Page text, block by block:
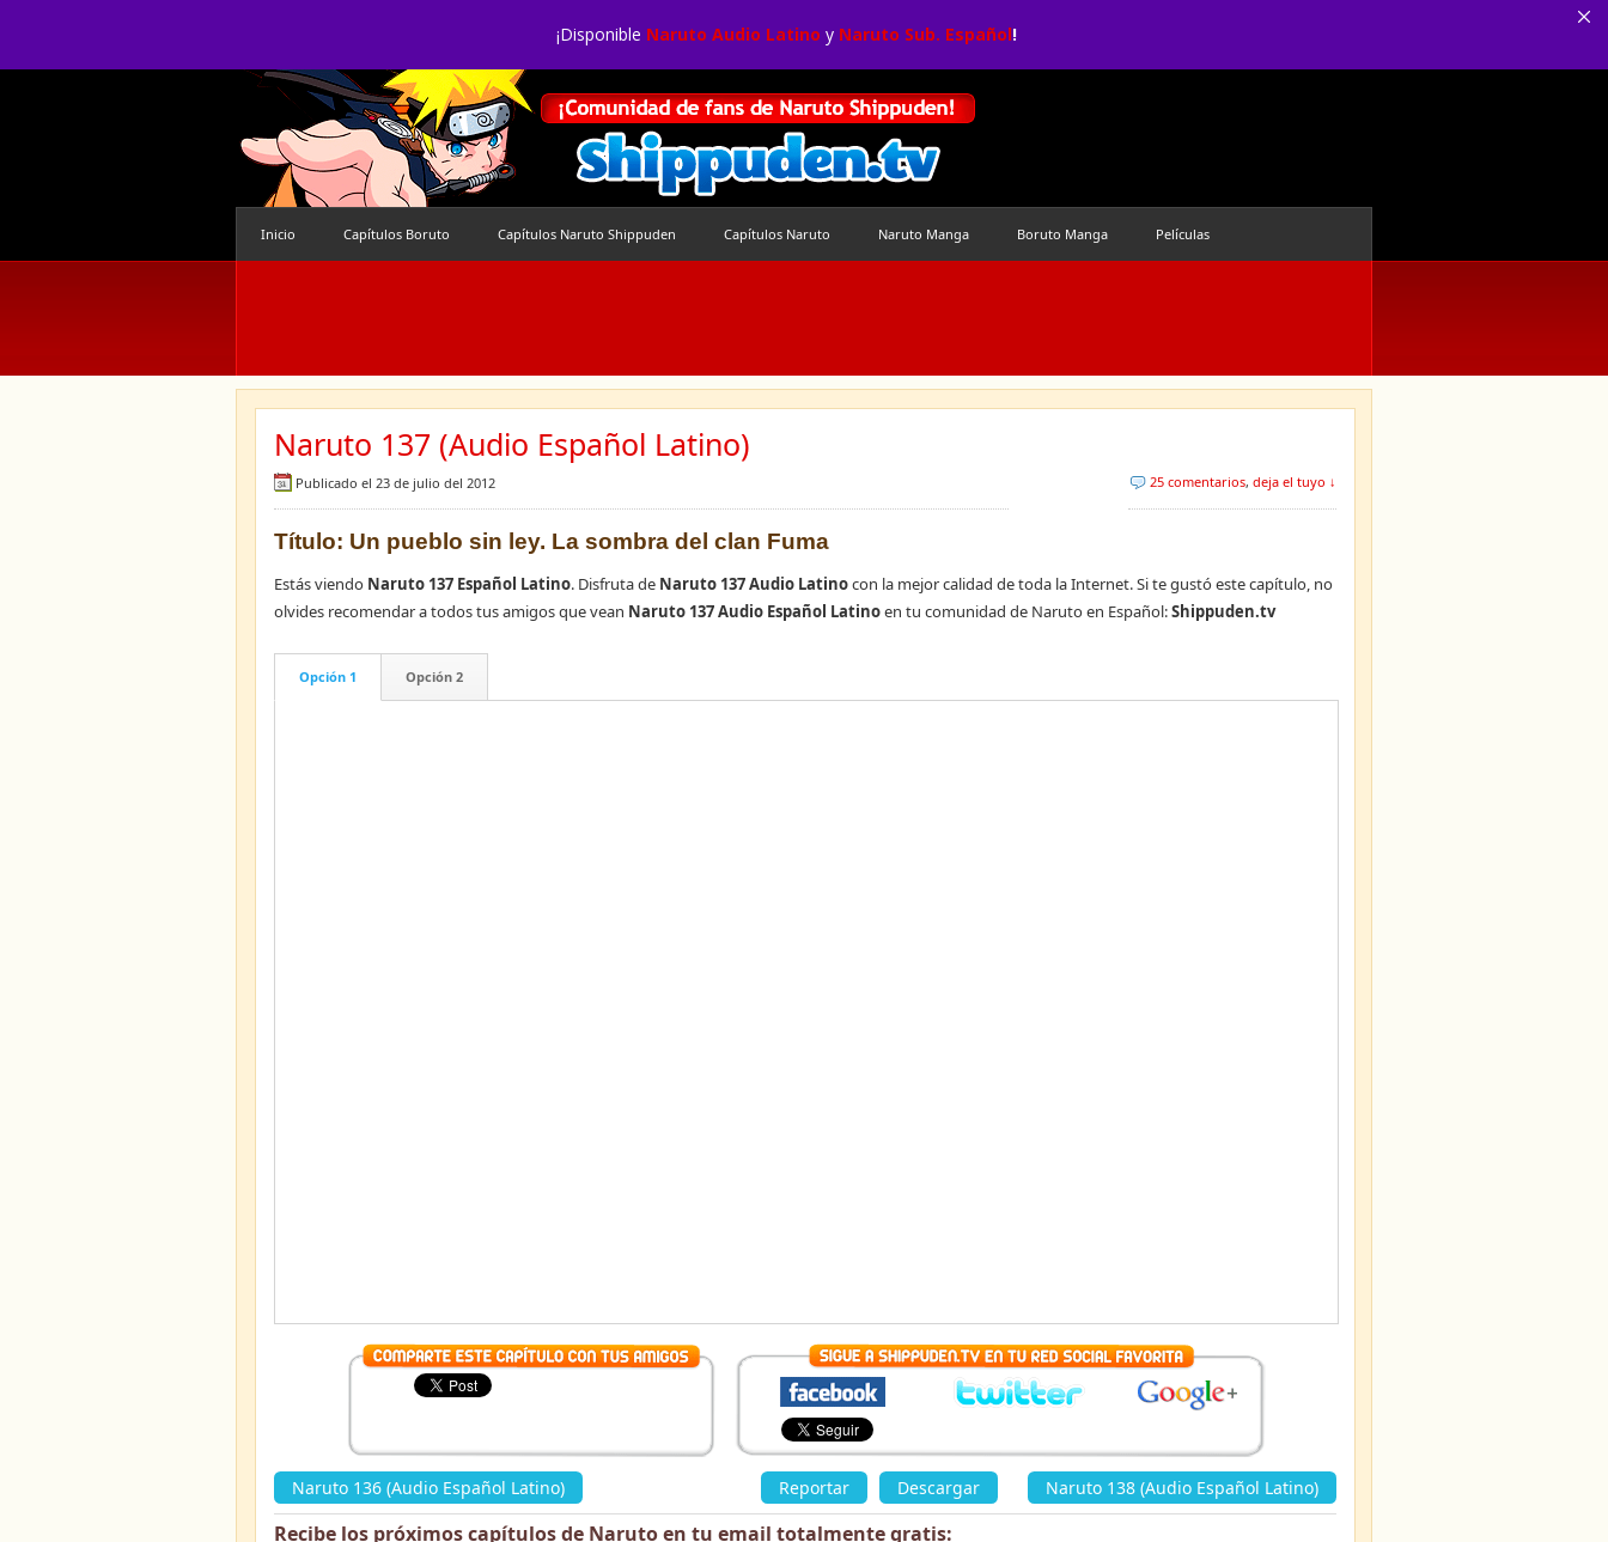
¡Disponible Naruto Audio Latino y Naruto Sub. Español!
Inicio Capítulos Boruto Capítulos Naruto Shippuden Capítulos Naruto Naruto Manga Boruto Manga Películas
Naruto 137 (Audio Español Latino)
Publicado el 23 de julio del 2012 25 comentarios, deja el tuyo ↓
Título: Un pueblo sin ley. La sombra del clan Fuma
Estás viendo Naruto 137 Español Latino. Disfruta de Naruto 137 Audio Latinocon la mejor calidad de toda la Internet. Si te gustó este capítulo, no
olvides recomendar a todos tus amigos que vean Naruto 137 Audio Español Latinoen tu comunidad de Naruto en Español:Shippuden.tv
Opción 1 Opción 2
Naruto 136 (Audio Español Latino) Reportar Descargar Naruto 138 (Audio Español Latino)
Recibe los próximos capítulos de Naruto en tu email totalmentegratis: